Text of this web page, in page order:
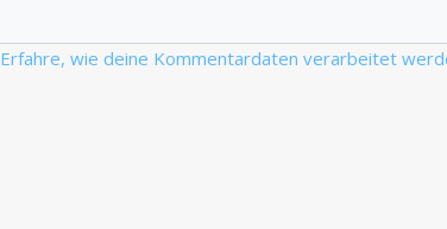
Erfahre, wie deine Kommentardaten verarbeitet